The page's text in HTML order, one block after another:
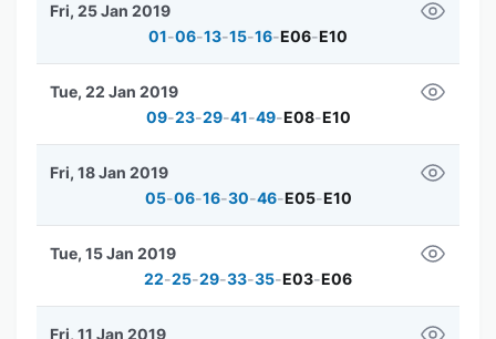
01-06-13-15-16-E06-E10
Fri, 25 Jan 2019
09-23-29-41-49-E08-E10
Tue, 22 Jan 2019
05-06-16-30-46-E05-E10
Fri, 18 Jan 2019
22-25-29-33-35-E03-E06
Tue, 15 Jan 2019
Fri, 11 Jan 2019